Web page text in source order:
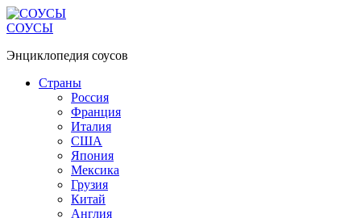
Перейти
к
СОУСЫ
Энциклопедия соусов
Страны
Россия
Франция
Италия
США
Япония
Мексика
Грузия
Китай
Англия